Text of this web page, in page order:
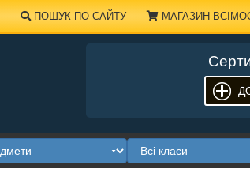
ПОШУК ПО САЙТУ МАГАЗИН